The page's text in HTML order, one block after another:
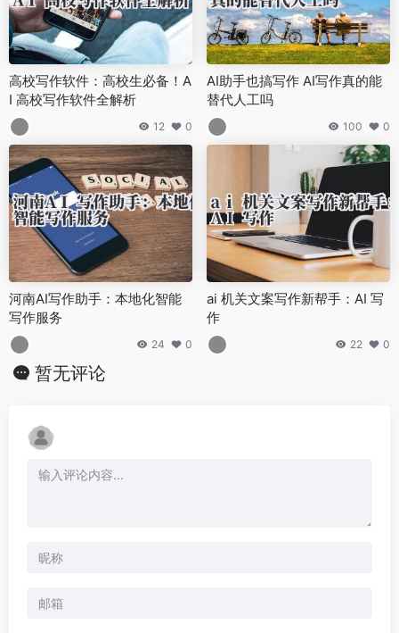
高校写作软件：高校生必备！A
I 高校写作软件全解析
12 0
AI助手也搞写作 AI写作真的能
替代人工吗
100 0
河南AI写作助手：本地化智能
写作服务
24 0
ai 机关文案写作新帮手：AI 写
作
22 0
暂无评论